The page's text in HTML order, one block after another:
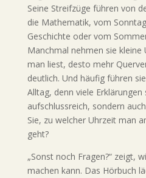
Seine Streifzüge führen von
die Mathematik, vom
Geschichte oder vom
Manchmal nehmen sie
man liest, desto mehr
deutlich. Und häufig führen
Alltag, denn viele Erklärungen
aufschlussreich, sondern
Sie, zu welcher Uhrzeit man
geht?
„Sonst noch Fragen?“ zeigt,
machen kann. Das Hörbuch